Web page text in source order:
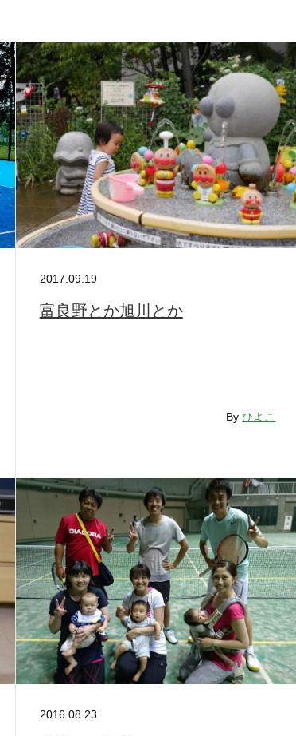
約款
情報セキュ
プライバシ
2017.09.19
富良野とか旭川とか
Byひよこ
2016.08.23